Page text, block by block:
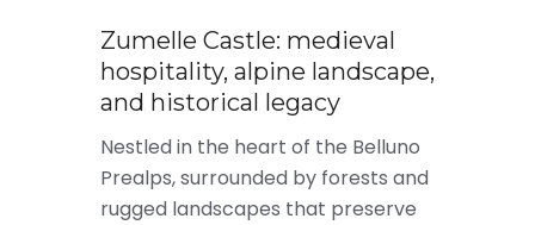
Zumelle Castle: medieval
hospitality, alpine landscape,
and historical legacy
Nestled in the heart of the Belluno
Prealps, surrounded by forests and
rugged landscapes that preserve